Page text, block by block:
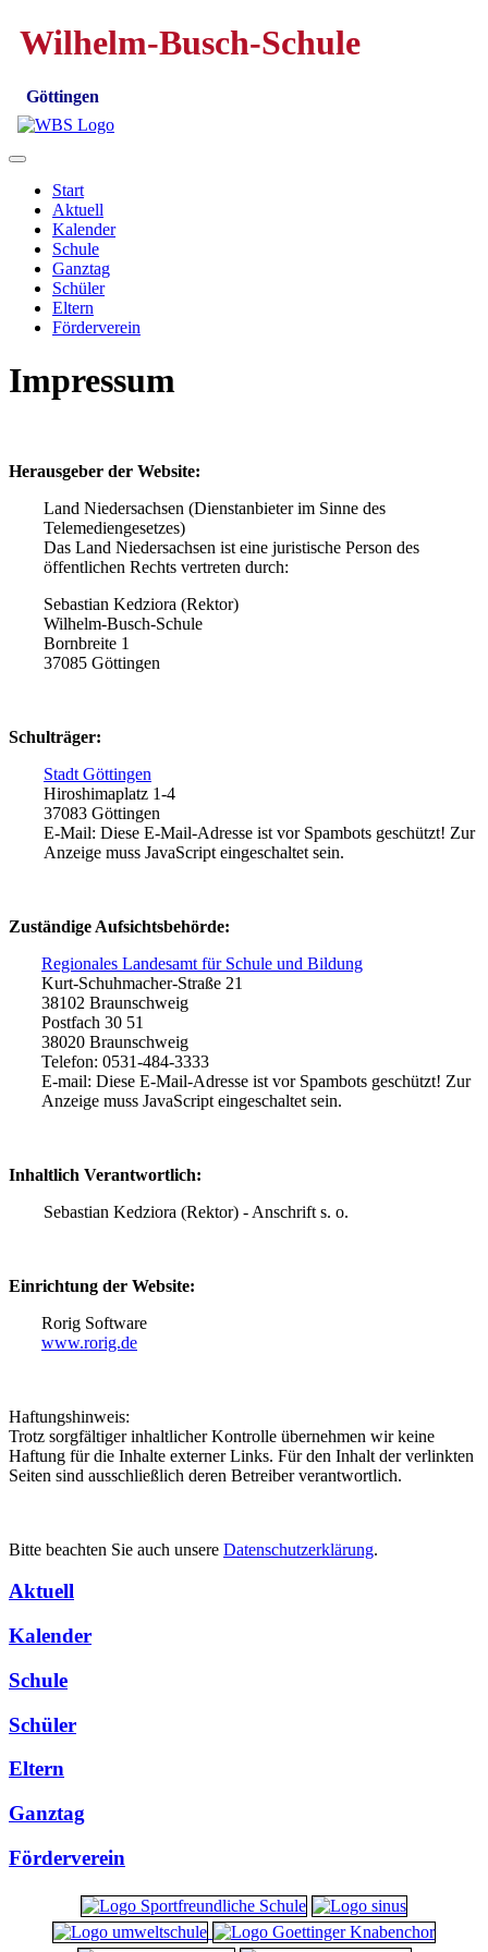
Wilhelm-Busch-Schule
Göttingen
Start
Aktuell
Kalender
Schule
Ganztag
Schüler
Eltern
Förderverein
Impressum
Herausgeber der Website:
Land Niedersachsen (Dienstanbieter im Sinne des
Telemediengesetzes)
Das Land Niedersachsen ist eine juristische Person des
öffentlichen Rechts vertreten durch:
Sebastian Kedziora (Rektor)
Wilhelm-Busch-Schule
Bornbreite 1
37085 Göttingen
Schulträger:
Stadt Göttingen
Hiroshimaplatz 1-4
37083 Göttingen
E-Mail: Diese E-Mail-Adresse ist vor Spambots geschützt! Zur
Anzeige muss JavaScript eingeschaltet sein.
Zuständige Aufsichtsbehörde:
Regionales Landesamt für Schule und Bildung
Kurt-Schuhmacher-Straße 21
38102 Braunschweig
Postfach 30 51
38020 Braunschweig
Telefon: 0531-484-3333
E-mail: Diese E-Mail-Adresse ist vor Spambots geschützt! Zur
Anzeige muss JavaScript eingeschaltet sein.
Inhaltlich Verantwortlich:
Sebastian Kedziora (Rektor) - Anschrift s. o.
Einrichtung der Website:
Rorig Software
www.rorig.de
Haftungshinweis:
Trotz sorgfältiger inhaltlicher Kontrolle übernehmen wir keine
Haftung für die Inhalte externer Links. Für den Inhalt der verlinkten
Seiten sind ausschließlich deren Betreiber verantwortlich.
Bitte beachten Sie auch unsere Datenschutzerklärung.
Aktuell
Kalender
Schule
Schüler
Eltern
Ganztag
Förderverein